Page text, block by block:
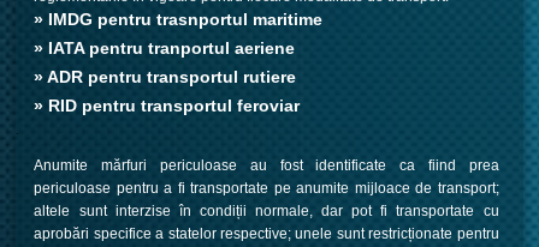
» IMDG pentru trasnportul maritime
» IATA pentru tranportul aeriene
» ADR pentru transportul rutiere
» RID pentru transportul feroviar
.
Anumite mărfuri periculoase au fost identificate ca fiind prea
periculoase pentru a fi transportate pe anumite mijloace de transport;
altele sunt interzise în condiții normale, dar pot fi transportate cu
aprobări specifice a statelor respective; unele sunt restricționate pentru